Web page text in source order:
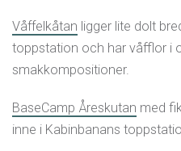
Våffelkåtan ligger lite dolt
toppstation och har våfflor i
smakkompositioner.
BaseCamp Åreskutan med
inne i Kabinbanans